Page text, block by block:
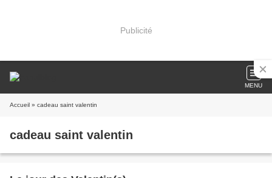
Publicité
MENU
Accueil » cadeau saint valentin
cadeau saint valentin